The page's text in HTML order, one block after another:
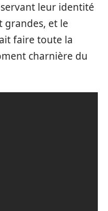
leur identité
grandes, et le
faire toute la
charnière du